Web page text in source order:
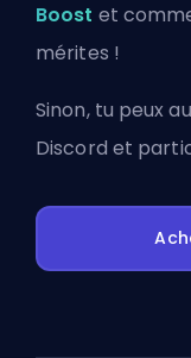
Boost et
mérites !
Sinon, tu peux
Discord et